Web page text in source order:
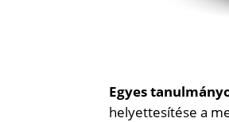
Egyes
helyettesítése a